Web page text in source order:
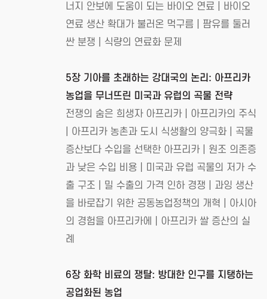
너지 안보에 도움이 되는 바이오 연료 | 바이오
연료 생산 확대가 불러온 먹구름 | 팜유를 둘러
싼 분쟁 | 식량의 연료화 문제
5장 기아를 초래하는 강대국의 논리: 아프리카
농업을 무너뜨린 미국과 유럽의 곡물 전략
전쟁의 숨은 희생자 아프리카 | 아프리카의 주식
| 아프리카 농촌과 도시 식생활의 양극화 | 곡물
증산보다 수입을 선택한 아프리카 | 원조 의존증
과 낮은 수입 비용 | 미국과 유럽 곡물의 저가 수
출 구조 | 밀 수출의 가격 인하 경쟁 | 과잉 생산
을 바로잡기 위한 공동농업정책의 개혁 | 아시아
의 경험을 아프리카에 | 아프리카 쌀 증산의 실
례
6장 화학 비료의 쟁탈: 방대한 인구를 지탱하는
공업화된 농업